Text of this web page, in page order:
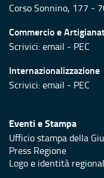
Corso Sonnino, 177 -
Commercio e
Scrivici:email - PEC
Internazionalizzazione
Scrivici:email - PEC
Eventi e Stampa
Ufficio stampa della
Press Regione
Logo e identità